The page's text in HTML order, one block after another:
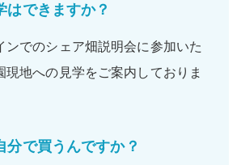
はできますか？
ンでのシェア畑説明会に参加いた
現地への 見学をご案内 しておりま
分で買うんですか？